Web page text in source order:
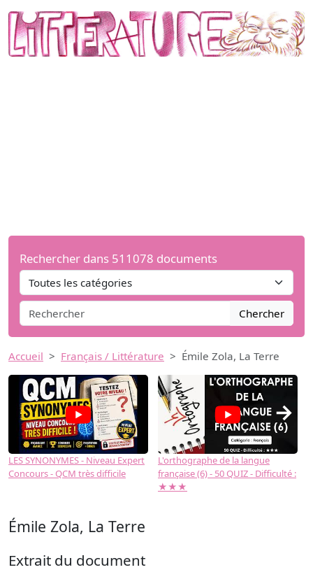
Rechercher dans 511078 documents
Chercher
Accueil Français / Littérature Émile Zola, La Terre
LES SYNONYMES - Niveau Expert
Concours - QCM très difficile
L'orthographe de la langue
française (6) - 50 QUIZ - Difficulté :
★★★
→
Émile Zola, La Terre
Extrait du document